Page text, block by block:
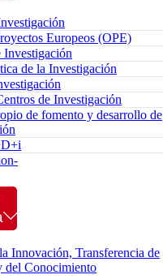
Europeos (OPE)
Investigación
de la Investigación
de Investigación
de fomento y desarrollo de
Innovación, Transferencia de
del Conocimiento